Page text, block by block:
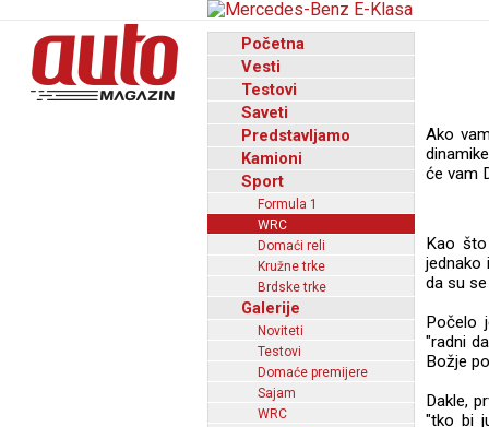
Početna
Vesti
Testovi
Saveti
Predstavljamo
Kamioni
Sport
Formula 1
WRC
Domaći reli
Kružne trke
Brdske trke
Galerije
Noviteti
Testovi
Domaće premijere
Sajam
WRC
Ako
će vam
Kao
jednako
da su
Počelo
"radni
Božje
Dakle,
"tko bi